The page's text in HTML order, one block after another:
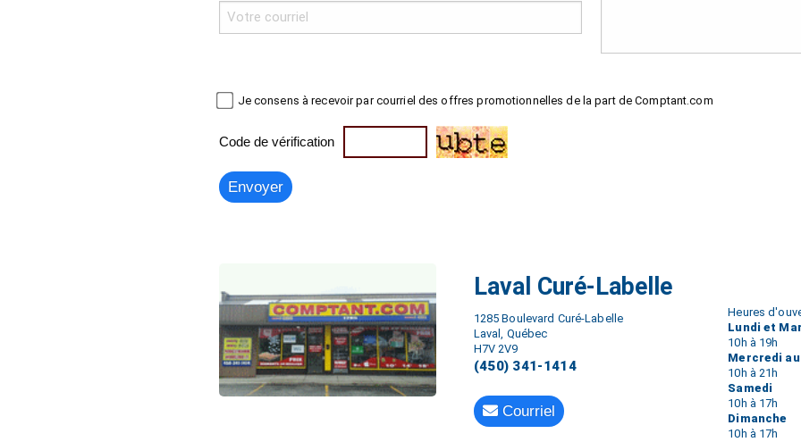
Je consens à recevoir par courriel des offres promotionnelles de la part de Comptant.com
Code de vérification
Laval Curé-Labelle
1285 Boulevard Curé-Labelle
Laval, Québec
H7V 2V9
(450) 341-1414
Courriel
Heures
Lundi et
10h à 19h
Mercredi
10h à 21h
Samedi
10h à 17h
Dimanche
10h à 17h